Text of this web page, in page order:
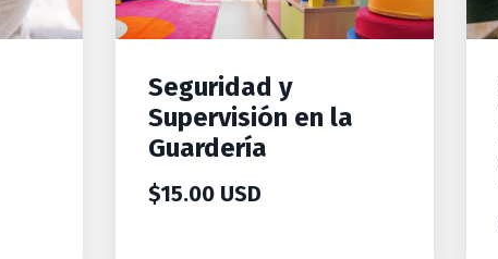
Seguridad y
Supervisión en la
Guardería
$15.00 USD